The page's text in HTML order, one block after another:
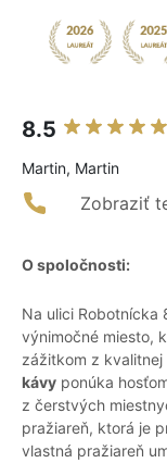
8.5
Martin, Martin
Zobraziť
O spoločnosti:
Na ulici Robotnícka
výnimočné miesto,
zážitkom z kvalitnej
kávy ponúka
z čerstvých
pražiareň, ktorá je
vlastná pražiareň